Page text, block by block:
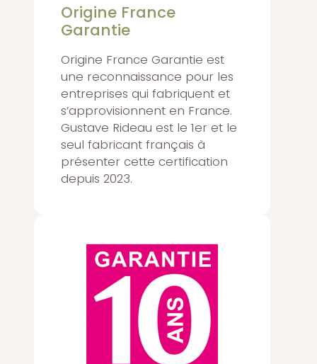
Origine France
Garantie
Origine France Garantie est
une reconnaissance pour les
entreprises qui fabriquent et
s’approvisionnent en France.
Gustave Rideau est le 1er et le
seul fabricant français à
présenter cette certification
depuis 2023.